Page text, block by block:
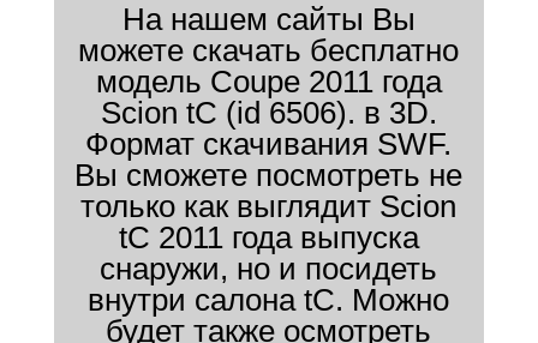
На нашем сайты Вы
можете скачать бесплатно
модель Coupe 2011 года
Scion tC (id 6506). в 3D.
Формат скачивания SWF.
Вы сможете посмотреть не
только как выглядит Scion
tC 2011 года выпуска
снаружи, но и посидеть
внутри салона tC. Можно
будет также осмотреть